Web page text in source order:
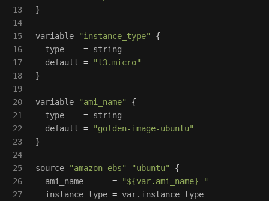
13
14
15
16
17
18
19
20
21
22
23
24
25
26
27
}
variable "instance_type"
{
type
= string
default =
"t3.micro"
}
variable "ami_name"
{
type
= string
default =
"golden-image-ubuntu"
}
source "amazon-ebs" "ubuntu"
{
ami_name
=
"${var.ami_name}-"
instance_type = var. instance_type